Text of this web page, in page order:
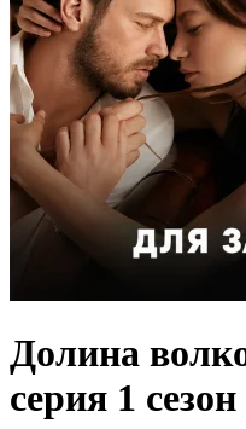
Долина
серия 1